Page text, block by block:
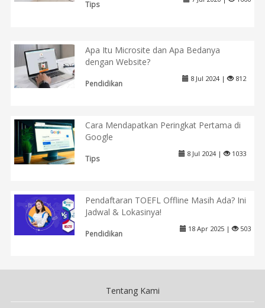
Tips
Apa Itu Microsite dan Apa Bedanya
dengan Website?
Pendidikan
8 Jul 2024 | 812
Cara Mendapatkan Peringkat Pertama di
Google
Tips
8 Jul 2024 | 1033
Pendaftaran TOEFL Offline Masih Ada? Ini
Jadwal & Lokasinya!
Pendidikan
18 Apr 2025 | 503
Tentang Kami